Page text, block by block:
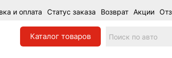
и оплата Статус заказа Возврат Акции
Каталог товаров